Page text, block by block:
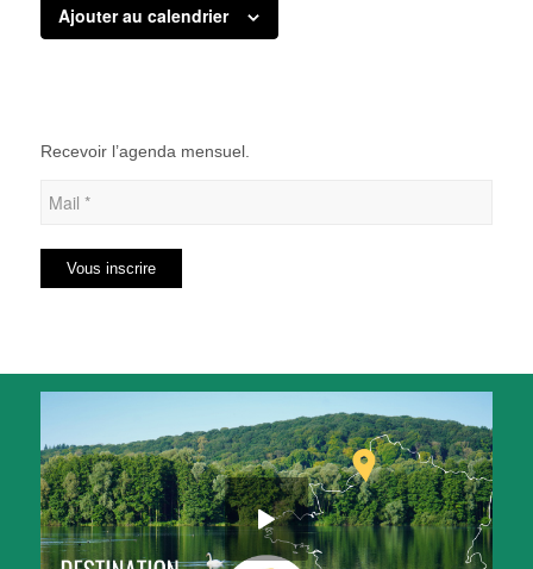
Ajouter au calendrier
Recevoir l’agenda mensuel.